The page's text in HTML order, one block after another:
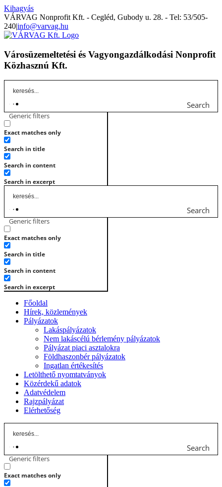
Kihagyás
VÁRVAG Nonprofit Kft. - Cegléd, Gubody u. 28. - Tel: 53/505-
240|info@varvag.hu
Városüzemeltetési és Vagyongazdálkodási Nonprofit
Közhasznú Kft.
Search
Generic filters
Exact matches only
Search in title
Search in content
Search in excerpt
Search
Generic filters
Exact matches only
Search in title
Search in content
Search in excerpt
Főoldal
Hírek, közlemények
Pályázatok
Lakáspályázatok
Nem lakáscélú bérlemény pályázatok
Pályázat piaci asztalokra
Földhaszonbér pályázatok
Ingatlan értékesítés
Letölthető nyomtatványok
Közérdekű adatok
Adatvédelem
Rajzpályázat
Elérhetőség
Search
Generic filters
Exact matches only